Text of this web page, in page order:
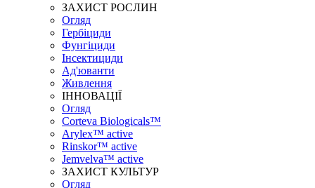
ЗАХИСТ РОСЛИН
Огляд
Гербіциди
Фунгіциди
Інсектициди
Ад'юванти
Живлення
ІННОВАЦІЇ
Огляд
Corteva Biologicals™
Arylex™ active
Rinskor™ active
Jemvelva™ active
ЗАХИСТ КУЛЬТУР
Огляд